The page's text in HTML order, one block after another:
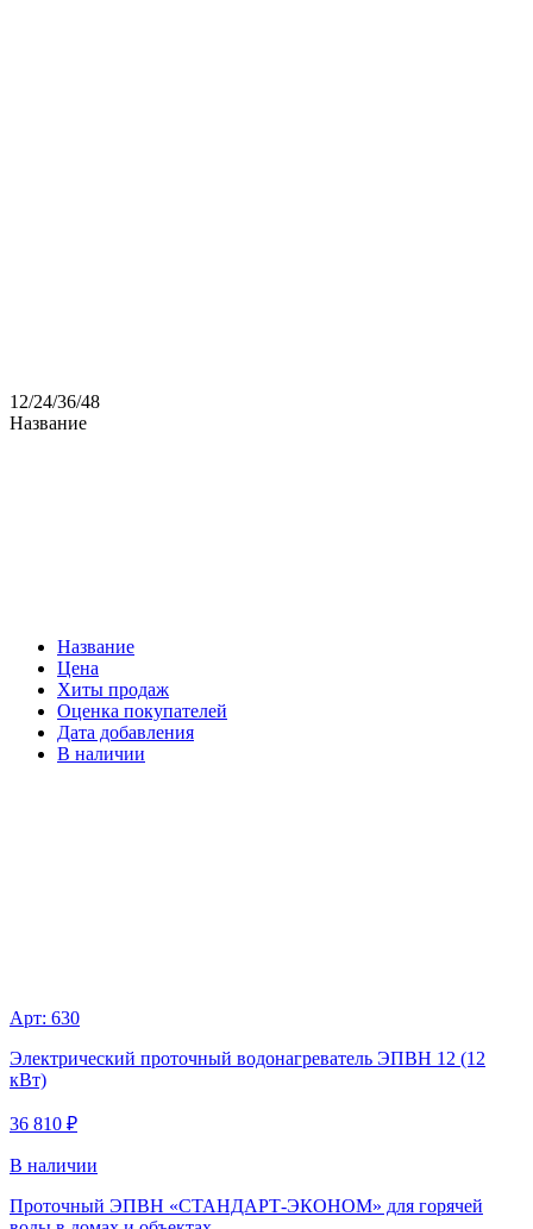
12/24/36/48
Название
Название
Цена
Хиты продаж
Оценка покупателей
Дата добавления
В наличии
Арт: 630
Электрический проточный водонагреватель ЭПВН 12 (12
кВт)
36 810 ₽
В наличии
Проточный ЭПВН «СТАНДАРТ-ЭКОНОМ» для горячей